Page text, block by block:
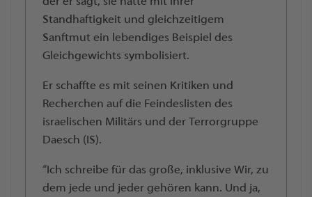
Standhaftigkeit und gleichzeitigem
Sanftmut ein lebendiges Beispiel des
Gleichgewichts symbolisiert.
Er schaffte es mit seinen Kritiken und
Recherchen auf die Feindeslisten des
israelischen Militärs und der Terrorgruppe
Daesch (IS).
“Ich schreibe für das große, inklusive Wir, zu
dem jede und jeder gehören kann. Und ja,